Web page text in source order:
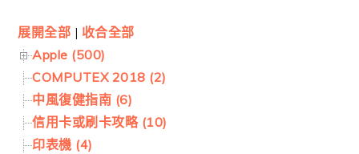
展開全部 | 收合全部
Apple (500)
COMPUTEX 2018 (2)
中風復健指南 (6)
信用卡或刷卡攻略 (10)
印表機 (4)